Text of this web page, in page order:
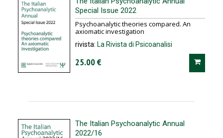
Special Issue 2022
Psychoanalytic theories compared. An
axiomatic investigation
rivista: La Rivista di Psicoanalisi
25.00 €
The Italian Psychoanalytic Annual
2022/16